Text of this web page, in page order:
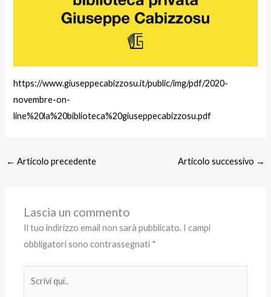
https://www.giuseppecabizzosu.it/public/img/pdf/2020-
novembre-on-
line%20la%20biblioteca%20giuseppecabizzosu.pdf
← Articolo precedente Articolo successivo →
Lascia un commento
Il tuo indirizzo email non sarà pubblicato. I campi
obbligatori sono contrassegnati *